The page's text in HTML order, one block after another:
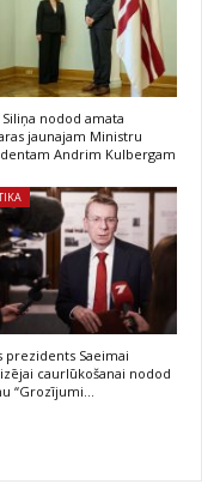
Siliņa nodod amata
jaunajam Ministru
Andrim Kulbergam
prezidents Saeimai
caurlūkošanai nodod
“Grozījumi…